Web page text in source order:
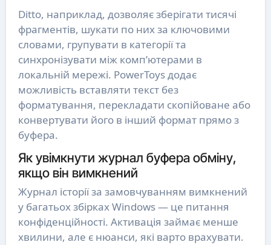
Ditto, наприклад, дозволяє зберігати тисячі
фрагментів, шукати по них за ключовими
словами, групувати в категорії та
синхронізувати між комп’ютерами в
локальній мережі. PowerToys додає
можливість вставляти текст без
форматування, перекладати скопійоване або
конвертувати його в інший формат прямо з
буфера.
Як увімкнути журнал буфера обміну,
якщо він вимкнений
Журнал історії за замовчуванням вимкнений
у багатьох збірках Windows — це питання
конфіденційності. Активація займає менше
хвилини, але є нюанси, які варто врахувати.